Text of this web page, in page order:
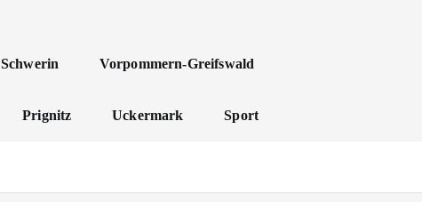
Schwerin Vorpommern-Greifswald
Prignitz Uckermark Sport